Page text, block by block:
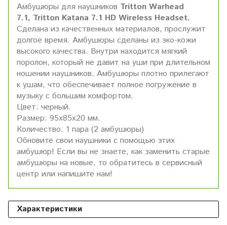
Амбушюры для наушников Tritton Warhead
7.1, Tritton Katana 7.1 HD Wireless Headset.
Сделана из качественных материалов, прослужит
долгое время. Амбушюры сделаны из эко-кожи
высокого качества. Внутри находится мягкий
поролон, который не давит на уши при длительном
ношении наушников. Амбушюры плотно прилегают
к ушам, что обеспечивает полное погружение в
музыку с большим комфортом.
Цвет: черный.
Размер: 95х85х20 мм.
Количество: 1 пара (2 амбушюры)
Обновите свои наушники с помощью этих
амбушюр! Если вы не знаете, как заменить старые
амбушюры на новые, то обратитесь в сервисный
центр или напишите нам!
Характеристики